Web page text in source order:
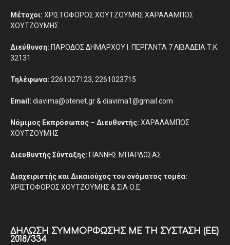
Μέτοχοι: ΧΡΙΣΤΟΦΟΡΟΣ ΧΟΥΤΖΟΥΜΗΣ ΧΑΡΑΛΑΜΠΟΣ
ΧΟΥΤΖΟΥΜΗΣ
Διεύθυνση: ΠΑΡΟΔΟΣ ΔΗΜΑΡΧΟΥ Ι. ΠΕΡΓΑΝΤΑ 7 ΛΙΒΑΔΕΙΑ Τ.Κ.
32131
Τηλέφωνα: 2261027123, 2261023715
Email: diavima@otenet.gr & diavima1@gmail.com
Νόμιμος Εκπρόσωπος – Διευθυντής: ΧΑΡΑΛΑΜΠΟΣ
ΧΟΥΤΖΟΥΜΗΣ
Διευθυντής Σύνταξης: ΓΙΑΝΝΗΣ ΜΠΑΡΔΩΣΑΣ
Διαχειριστής και Δικαιούχος του ονόματος τομέα:
ΧΡΙΣΤΟΦΟΡΟΣ ΧΟΥΤΖΟΥΜΗΣ & ΣΙΑ Ο.Ε.
ΔΉΛΩΣΗ ΣΥΜΜΌΡΦΩΣΗΣ ΜΕ ΤΗ ΣΎΣΤΑΣΗ (ΕΕ)
2018/334